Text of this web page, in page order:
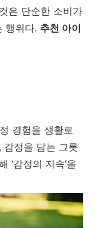
은 단순한 소비가
행위다. 추천 아이
경험을 생활로
감정을 담는 그릇
‘감정의 지속’을